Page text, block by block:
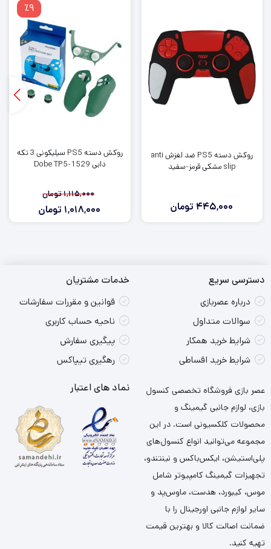
روکش دسته PS5 ضد لغزش anti
slip مشکی قرمز-سفید
445,000 تومان
٪9
روکش دسته PS5 سیلیکونی 3 تکه
دابی Dobe TP5-1529
1,115,000تومان
1,018,000 تومان
دسترسی سریع
درباره عصربازی
سوالات متداول
شرایط خرید همکار
شرایط خرید اقساطی
خدمات مشتریان
قوانین و مقررات سفارشات
ناحیه حساب کاربری
پیگیری سفارش
رهگیری تیپاکس
عصر بازی فروشگاه تخصصی کنسول
بازی، لوازم جانبی گیمینگ و
محصولات کلکسیونی است. در این
مجموعه می‌توانید انواع کنسول‌های
پلی‌استیشن، ایکس‌باکس و نینتندو،
تجهیزات گیمینگ کامپیوتر شامل
موس، کیبورد، هدست، ماوس‌پد و
سایر لوازم جانبی اورجینال را با
ضمانت اصالت کالا و بهترین قیمت
تهیه کنید.
نماد های اعتبار